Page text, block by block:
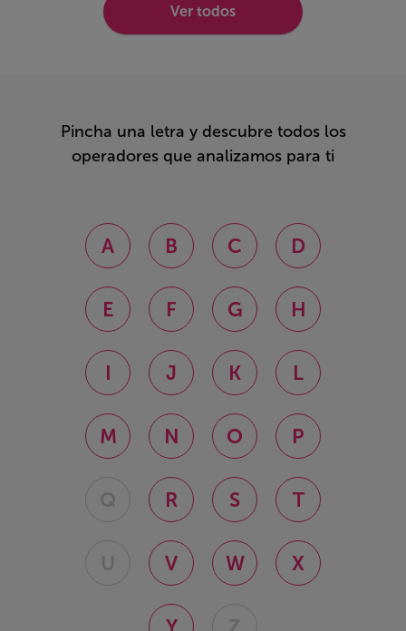
Ver todos
Pincha una letra y descubre todos los
operadores que analizamos para ti
A B C D
E F G H
I J K L
M N O P
Q R S T
U V W X